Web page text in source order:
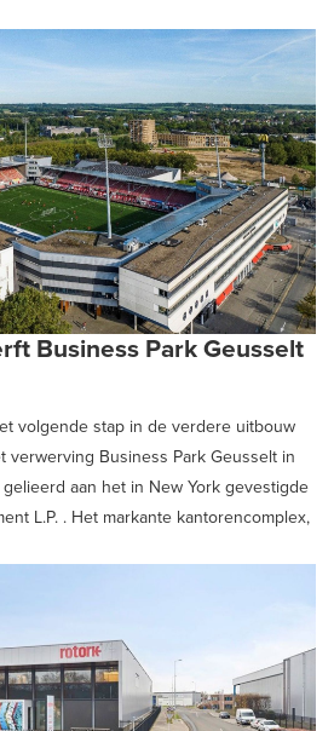
Business Park Geusselt
volgende stap in de verdere uitbouw
verwerving Business Park Geusselt in
aan het in New York gevestigde
L.P. . Het markante kantorencomplex,
en is gesitueerd rondom het